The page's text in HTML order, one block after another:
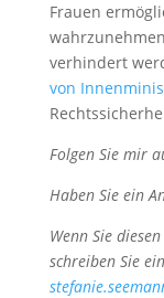
Frauen
verhindert
von
Folgen Sie mir
Haben Sie ein
Wenn Sie
schreiben Sie